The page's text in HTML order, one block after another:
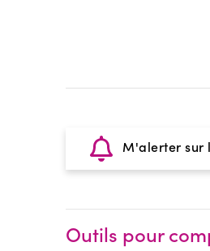
M'alerter sur
Outils pour